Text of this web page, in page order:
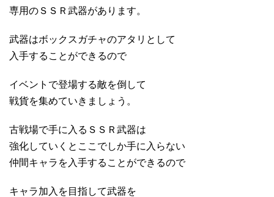
専用のＳＳＲ武器があります。
武器はボックスガチャのアタリとして
入手することができるので
イベントで登場する敵を倒して
戦貨を集めていきましょう。
古戦場で手に入るＳＳＲ武器は
強化していくとここでしか手に入らない
仲間キャラを入手することができるので
キャラ加入を目指して武器を